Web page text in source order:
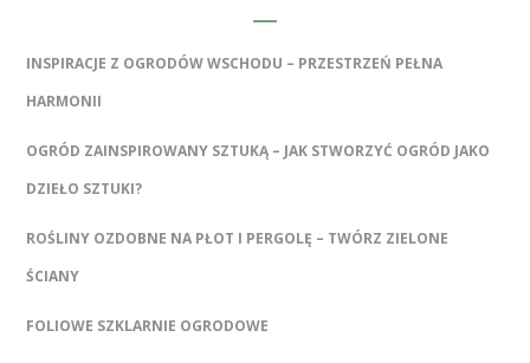
INSPIRACJE Z OGRODÓW WSCHODU – PRZESTRZEŃ PEŁNA
HARMONII
OGRÓD ZAINSPIROWANY SZTUKĄ – JAK STWORZYĆ OGRÓD JAKO
DZIEŁO SZTUKI?
ROŚLINY OZDOBNE NA PŁOT I PERGOLĘ – TWÓRZ ZIELONE
ŚCIANY
FOLIOWE SZKLARNIE OGRODOWE